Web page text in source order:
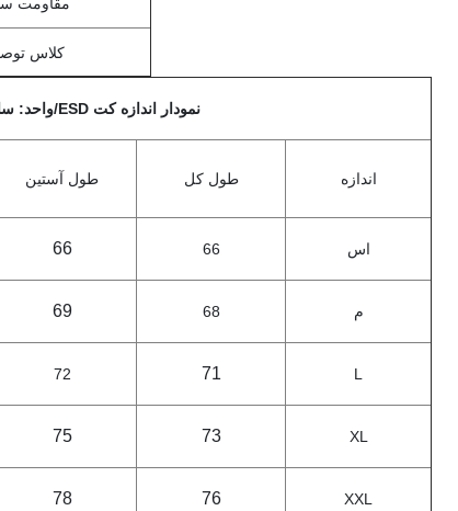
کلاس
نمودار اندازه کت ESD/واحد: سانتی متر
اندازه طول کل طول آستین
اس 66
66
م 68
69
L
71
72
XL
73
75
XXL
76
78